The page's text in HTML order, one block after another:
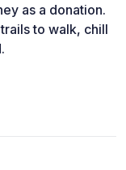
as a donation.
to walk, chill